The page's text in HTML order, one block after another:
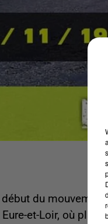
du
et-Loir, où